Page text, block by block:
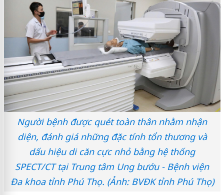
Người bệnh được quét toàn thân nhằm nhận
diện, đánh giá những đặc tính tổn thương và
dấu hiệu di căn cực nhỏ bằng hệ thống
SPECT/CT tại Trung tâm Ung bướu - Bệnh viện
Đa khoa tỉnh Phú Thọ. (Ảnh: BVĐK tỉnh Phú Thọ)